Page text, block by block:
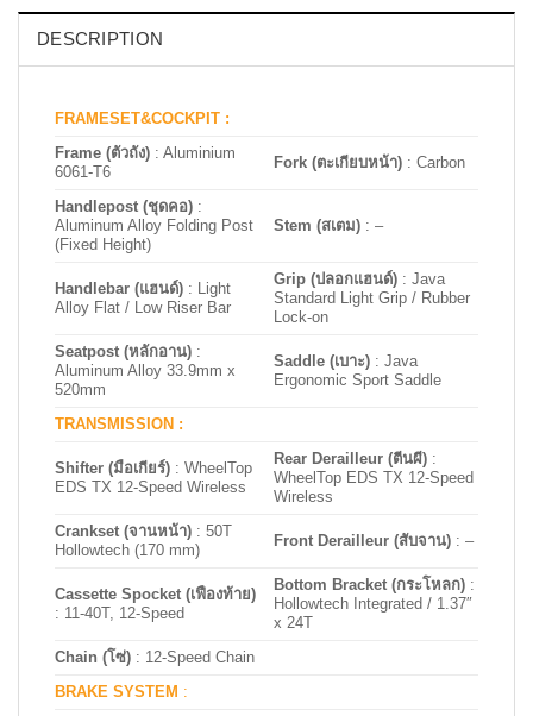
DESCRIPTION
FRAMESET&COCKPIT :
Frame (ตัวถัง) : Aluminium
6061-T6
Fork (ตะเกียบหน้า) : Carbon
Handlepost (ชุดคอ) :
Aluminum Alloy Folding Post
(Fixed Height)
Stem (สเตม) : –
Handlebar (แฮนด์) : Light
Alloy Flat / Low Riser Bar
Grip (ปลอกแฮนด์) : Java
Standard Light Grip / Rubber
Lock-on
Seatpost (หลักอาน) :
Aluminum Alloy 33.9mm x
520mm
Saddle (เบาะ) : Java
Ergonomic Sport Saddle
TRANSMISSION :
Shifter (มือเกียร์) : WheelTop
EDS TX 12-Speed Wireless
Rear Derailleur (ตีนผี) :
WheelTop EDS TX 12-Speed
Wireless
Crankset (จานหน้า) : 50T
Hollowtech (170 mm)
Front Derailleur (สับจาน) :–
Cassette Spocket (เฟืองท้าย)
: 11-40T, 12-Speed
Bottom Bracket (กระโหลก) :
Hollowtech Integrated / 1.37″
x 24T
Chain (โซ่) : 12-Speed Chain
BRAKE SYSTEM :